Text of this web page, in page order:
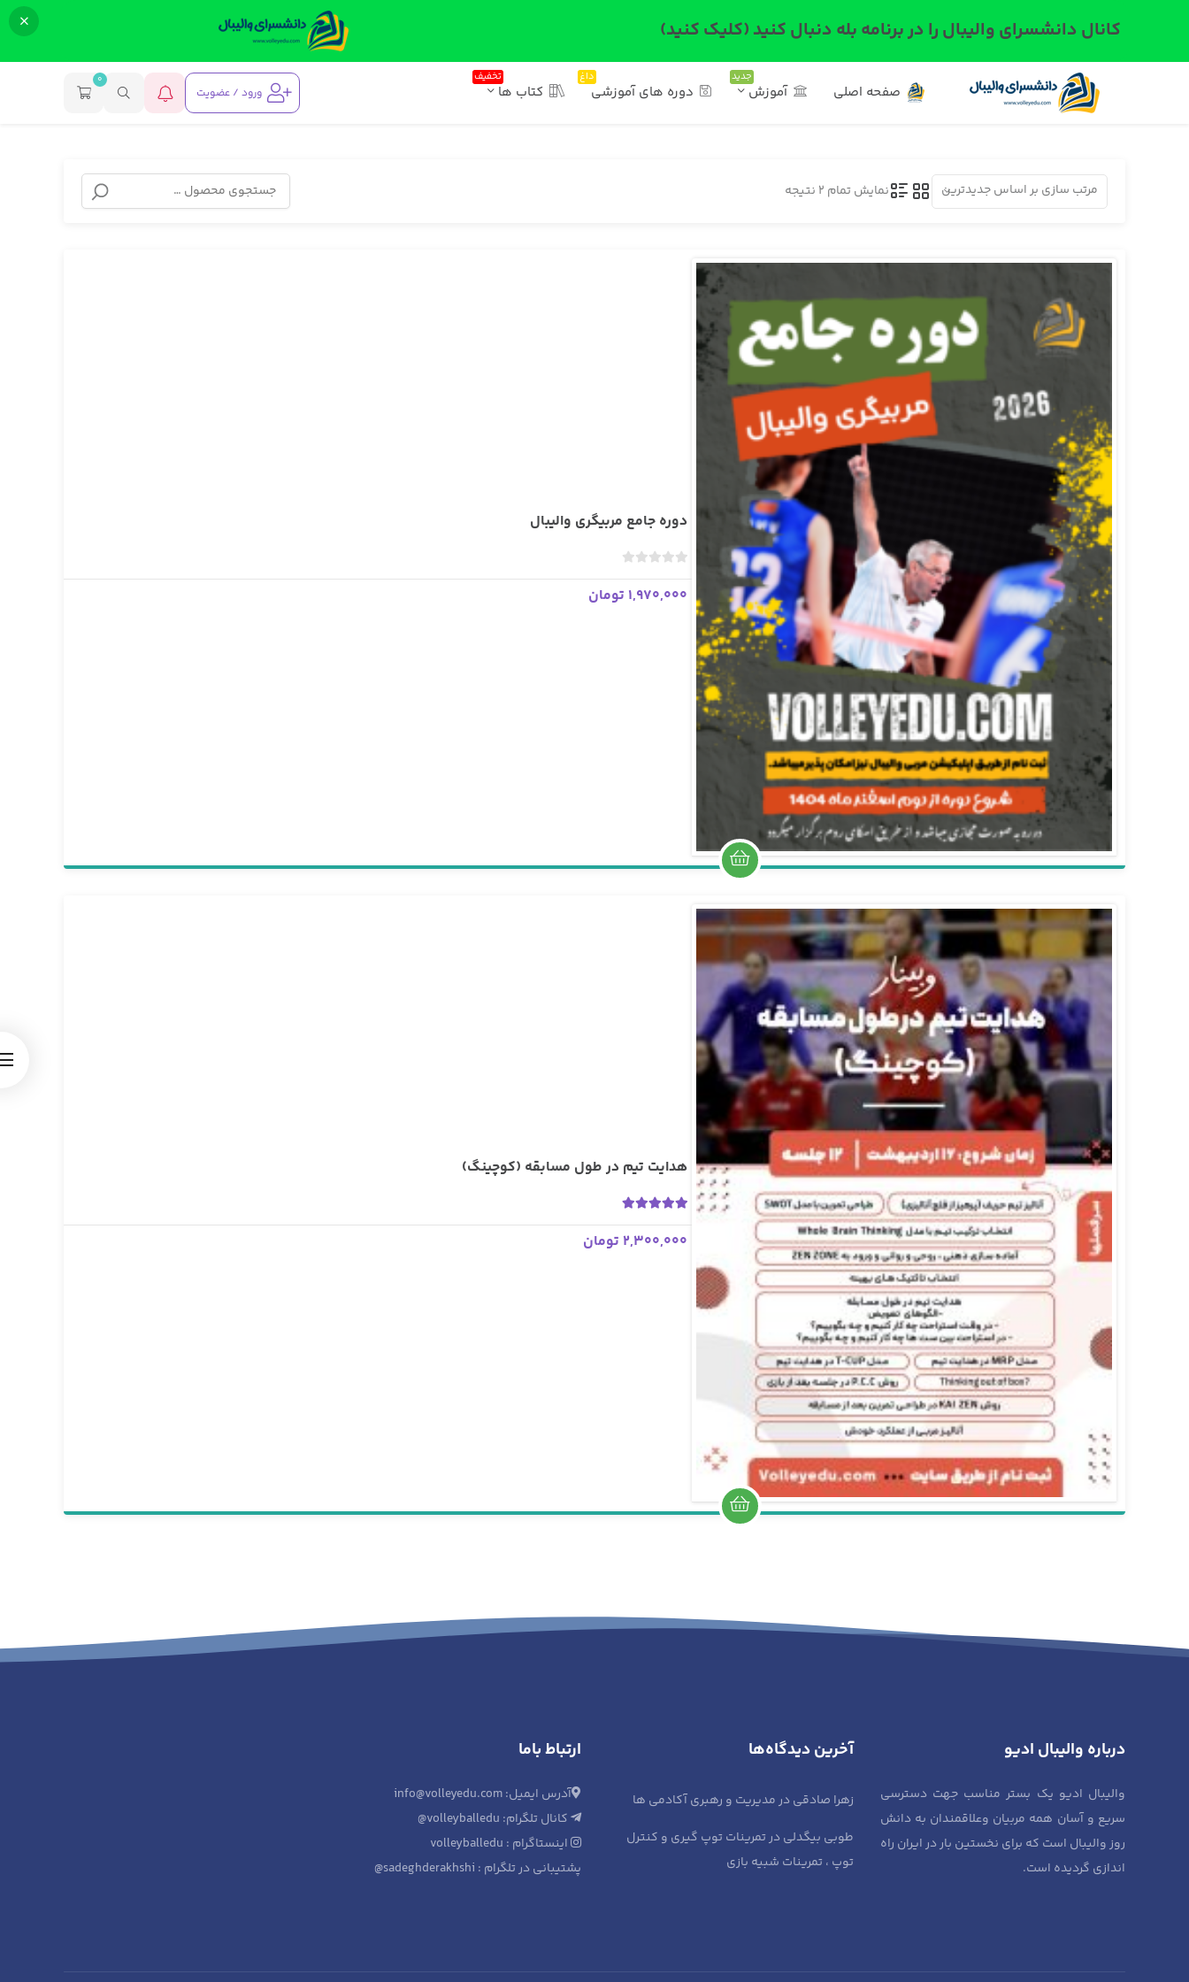
کانال دانشسرای والیبال را در برنامه بله دنبال کنید (کلیک کنید)
صفحه اصلی آموزش
جدید
دوره های آموزشی
داغ
کتاب ها
تخفیف
ورود / عضویت
0
مرتب سازی بر اساس جدیدترین نمایش تمام 2 نتیجه
دوره جامع مربیگری والیبال
د 1,970,000 تومان
هدایت تیم در طول مسابقه (کوچینگ)
2,300,000 تومان
درباره والیبال ادیو
والیبال ادیو یک بستر مناسب جهت دسترسی
سریع و آسان همه مربیان وعلاقمندان به دانش
روز والیبال است که برای نخستین بار در ایران راه
اندازی گردیده است.
آخرین دیدگاه‌ها
زهرا صادقی درمدیریت و رهبری آکادمی ها
طوبی بیگدلی درتمرینات توپ گیری و کنترل
توپ ، تمرینات شبیه بازی
ارتباط باما
آدرس ایمیل: info@volleyedu.com
کانال تلگرام: volleyballedu@
اینستاگرام : volleyballedu
پشتیبانی در تلگرام : sadeghderakhshi@